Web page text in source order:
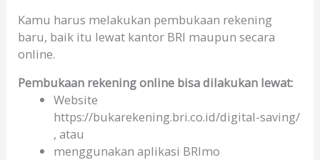
Kamu harus melakukan pembukaan rekening
baru, baik itu lewat kantor BRI maupun secara
online.
Pembukaan rekening online bisa dilakukan lewat:
Website
https://bukarekening.bri.co.id/digital-saving/
, atau
menggunakan aplikasi BRImo